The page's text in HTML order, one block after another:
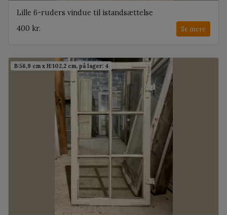
Lille 6-ruders vindue til istandsættelse
400 kr.
Se mere
B:56,9 cm x H:102,2 cm, på lager: 4